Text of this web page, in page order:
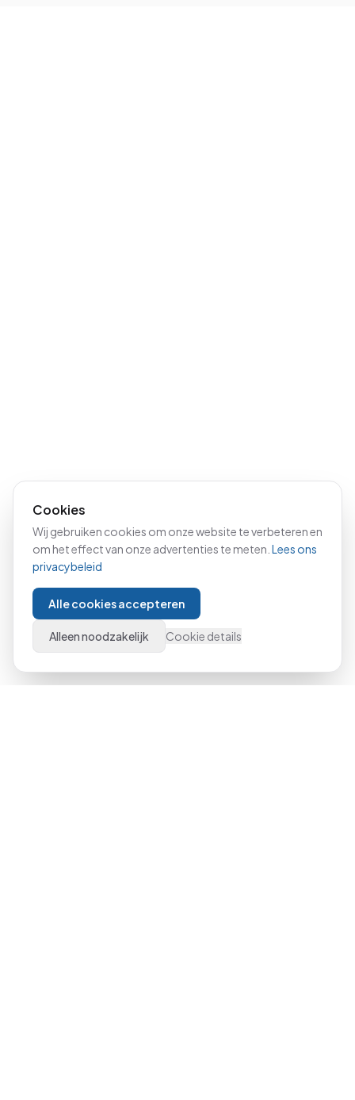
Cookies
Wij gebruiken cookies om onze website te verbeteren en
om het effect van onze advertenties te meten. Lees ons
privacybeleid
Alle cookies accepteren
Alleen noodzakelijk Cookie details